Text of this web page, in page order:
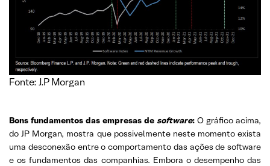
Fonte: J.P Morgan
Bons fundamentos das empresas de software: O gráfico acima,
do JP Morgan, mostra que possivelmente neste momento exista
uma desconexão entre o comportamento das ações de software
e os fundamentos das companhias. Embora o desempenho das